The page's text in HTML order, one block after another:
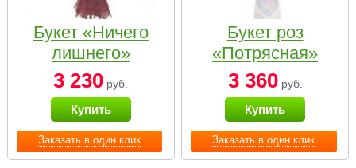
Заказать в один клик
Букет «Ничего
лишнего»
3 230 руб.
Купить
Заказать в один клик
Букет роз
«Потрясная»
3 360руб.
Купить